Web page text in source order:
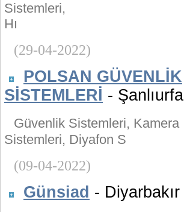
Sistemleri,
Hı
(29-04-2022)
POLSAN GÜVENLİK
SİSTEMLERİ - Şanlıurfa
Güvenlik Sistemleri, Kamera
Sistemleri, Diyafon S
(09-04-2022)
Günsiad - Diyarbakır